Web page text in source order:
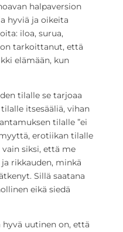
halpaversion
hyviä ja oikeita
iloa, surua,
tarkoittanut, että
elämään, kun
tilalle se tarjoaa
itsesääliä, vihan
tilalle ”ei
erotiikan tilalle
siksi, että me
rikkauden, minkä
Sillä saatana
eikä siedä
hyvä uutinen on, että